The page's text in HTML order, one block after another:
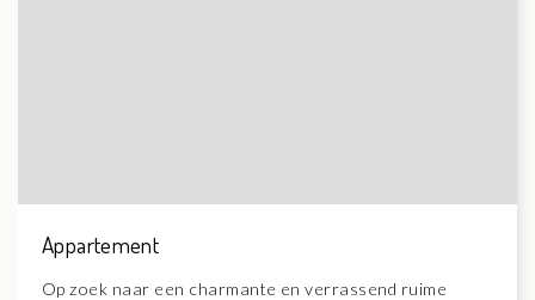
Appartement
Op zoek naar een charmante en verrassend ruime